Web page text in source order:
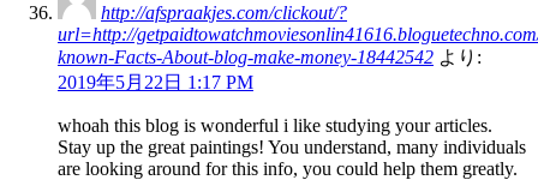
http://afspraakjes.com/clickout/?
url=http://
known-Facts-About-blog-make-money-18442542 より:
2019年5月22日 1:17 PM
whoah this blog is wonderful i like studying your articles.
Stay up the great paintings! You understand, many individuals
are looking around for this info, you could help them greatly.